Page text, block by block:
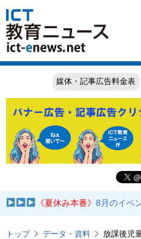
媒体・記事広告料金表
《夏休み本番》8月のイベ
トップ データ・資料
放課後児